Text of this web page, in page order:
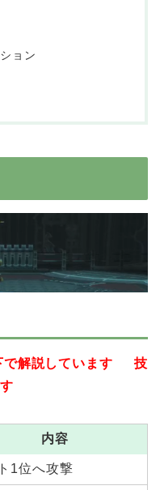
ョン
で解説しています 技
内容
1位へ攻撃